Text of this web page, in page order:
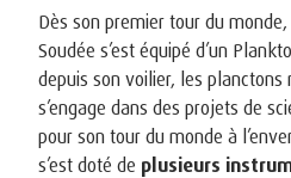
Dès son premier tour du monde,
Soudée s’est équipé d’un
depuis son voilier, les planctons
s’engage dans des projets de
pour son tour du monde à
s’est doté de plusieurs